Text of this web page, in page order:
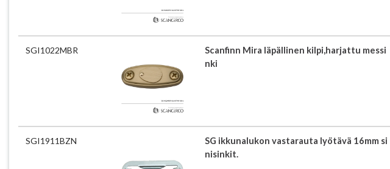
SGI1022MBR
Scanfinn Mira läpällinen kilpi,harjattu messi
nki
SGI1911BZN
SG ikkunalukon vastarauta lyötävä 16mm si
nisinkit.